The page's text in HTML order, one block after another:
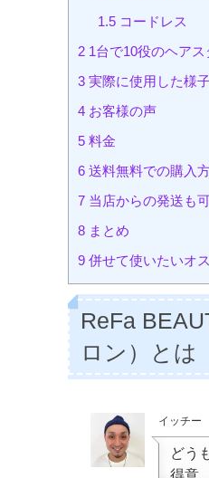
1.5 コードレス
21台で10役のヘアス
3実際に使用した様子
4お客様の声
5料金
6送料無料での購入
7当店からの発送も
8まとめ
9併せて使いたいオ
ReFa
ロン）とは
イッチー
どう
得意